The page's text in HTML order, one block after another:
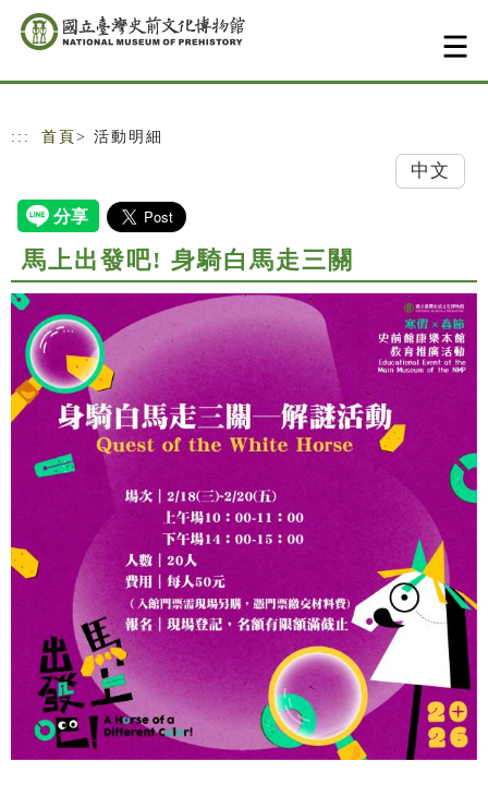
跳到主要內容
網站導覽
::: 首頁 > 活動明細
中文
馬上出發吧! 身騎白馬走三關